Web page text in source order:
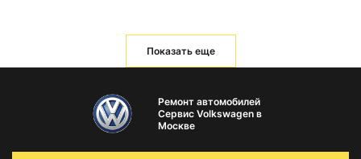
Показать еще
Ремонт автомобилей
Сервис Volkswagen в
Москве